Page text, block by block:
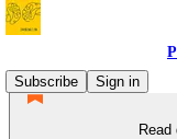
Subscribe
Sign in